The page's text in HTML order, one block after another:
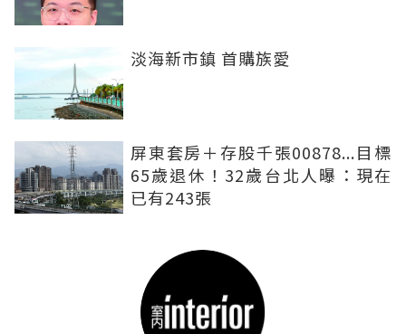
淡海新市鎮 首購族愛
屏東套房＋存股千張00878...目標
65歲退休！32歲台北人曝：現在
已有243張